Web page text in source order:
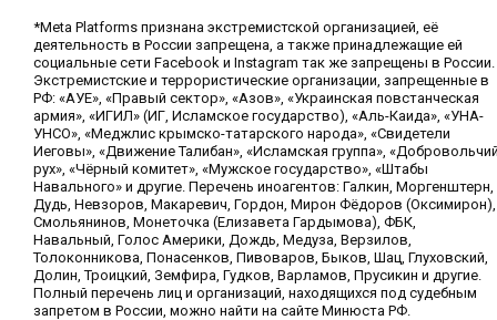
*Meta Platforms признана экстремистской организацией, её
деятельность в России запрещена, а также принадлежащие ей
социальные сети Facebook и Instagram так же запрещены в России.
Экстремистские и террористические организации, запрещенные в
РФ: «АУЕ», «Правый сектор», «Азов», «Украинская повстанческая
армия», «ИГИЛ» (ИГ, Исламское государство), «Аль-Каида», «УНА-
УНСО», «Меджлис крымско-татарского народа», «Свидетели
Иеговы», «Движение Талибан», «Исламская группа»,
рух», «Чёрный комитет», «Мужское государство», «Штабы
Навального» и другие. Перечень иноагентов: Галкин, Моргенштерн,
Дудь, Невзоров, Макаревич, Гордон, Мирон Фёдоров (Оксимирон),
Смольянинов, Монеточка (Елизавета Гардымова), ФБК,
Навальный, Голос Америки, Дождь, Медуза, Верзилов,
Толоконникова, Понасенков, Пивоваров, Быков, Шац, Глуховский,
Долин, Троицкий, Земфира, Гудков, Варламов, Прусикин и другие.
Полный перечень лиц и организаций, находящихся под судебным
запретом в России, можно найти на сайте Минюста РФ.